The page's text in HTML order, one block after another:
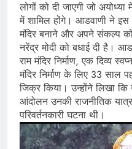
लोगों को दी जाएगी जो अयोध्या
में शामिल होंगे। आडवाणी ने इस
मंदिर बनाने और अपने संकल्प
नरेंद्र मोदी को बधाई दी है।
राम मंदिर निर्माण, एक दिव्य
मंदिर निर्माण के लिए 33 साल
जिक्र किया। उन्होंने लिखा कि
आंदोलन उनकी राजनीतिक
परिवर्तनकारी घटना थी।